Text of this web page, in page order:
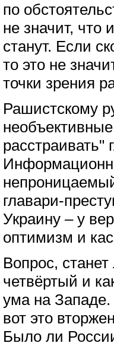
по
не значит, что
станут. Если
то это не
точки зрения
Рашистскому
расстраивать"
главари-
Украину – у
оптимизм и
Вопрос,
четвёртый и
ума на
вот это
Было ли